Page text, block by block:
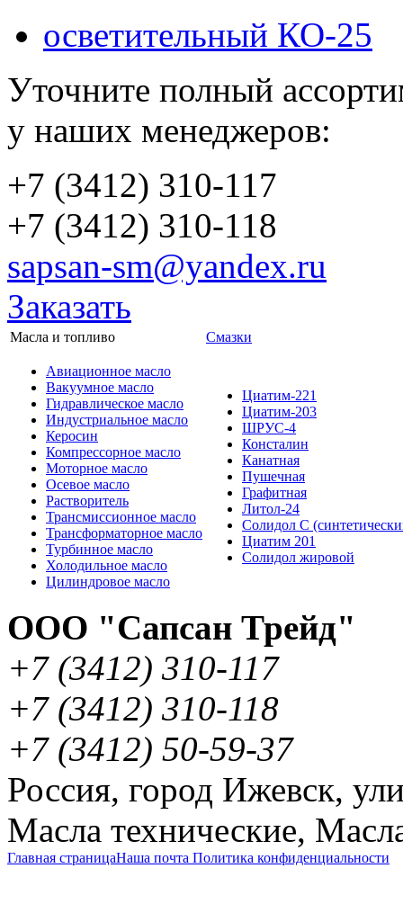
осветительный КО-25
Уточните полный
у наших менеджеров:
+7 (3412) 310-117
+7 (3412) 310-118
sapsan-sm@yandex.ru
Заказать
Масла и топливо Смазки
Авиационное масло
Вакуумное масло
Гидравлическое масло
Индустриальное масло
Керосин
Компрессорное масло
Моторное масло
Осевое масло
Растворитель
Трансмиссионное масло
Трансформаторное масло
Турбинное масло
Холодильное масло
Цилиндровое масло
Циатим-221
Циатим-203
ШРУС-4
Консталин
Канатная
Пушечная
Графитная
Литол-24
Солидол С
Циатим 201
Солидол жировой
ООО "Сапсан Трейд"
+7 (3412) 310-117
+7 (3412) 310-118
+7 (3412) 50-59-37
Россия, город Ижевск,
Масла технические,
Главная страницаНаша почта Политика конфиденциальности